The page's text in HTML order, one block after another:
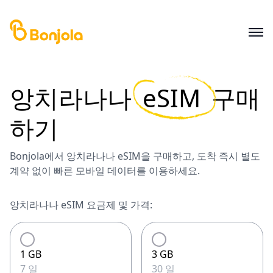
앙치라나나 eSIM 구매
하기
Bonjola에서 앙치라나나 eSIM을 구매하고, 도착 즉시 별도
계약 없이 빠른 모바일 데이터를 이용하세요.
앙치라나나 eSIM 요금제 및 가격:
1 GB
7 일
3 GB
30 일